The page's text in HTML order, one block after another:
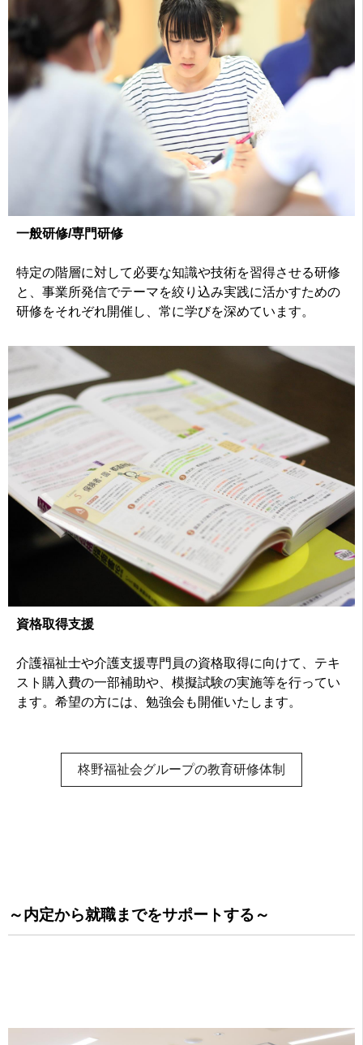
一般研修/専門研修
特定の階層に対して必要な知識や技術を習得させる研修
と、事業所発信でテーマを絞り込み実践に活かすための
研修をそれぞれ開催し、常に学びを深めています。
資格取得支援
介護福祉士や介護支援専門員の資格取得に向けて、テキ
スト購入費の一部補助や、模擬試験の実施等を行ってい
ます。希望の方には、勉強会も開催いたします。
柊野福祉会グループの教育研修体制
～内定から就職までをサポートする～